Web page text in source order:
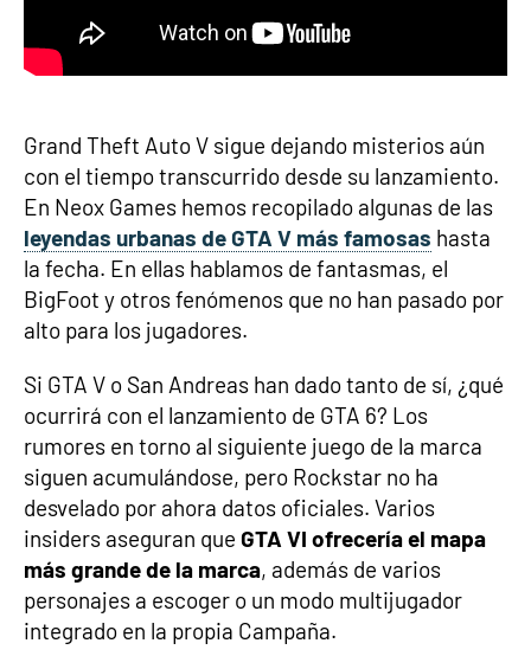
Grand Theft Auto V sigue dejando misterios aún
con el tiempo transcurrido desde su lanzamiento.
En Neox Games hemos recopilado algunas de las
leyendas urbanas de GTA V más famosas hasta
la fecha. En ellas hablamos de fantasmas, el
BigFoot y otros fenómenos que no han pasado por
alto para los jugadores.
Si GTA V o San Andreas han dado tanto de sí, ¿qué
ocurrirá con el lanzamiento de GTA 6? Los
rumores en torno al siguiente juego de la marca
siguen acumulándose, pero Rockstar no ha
desvelado por ahora datos oficiales. Varios
insiders aseguran que GTA VI ofrecería el mapa
más grande de la marca, además de varios
personajes a escoger o un modo multijugador
integrado en la propia Campaña.